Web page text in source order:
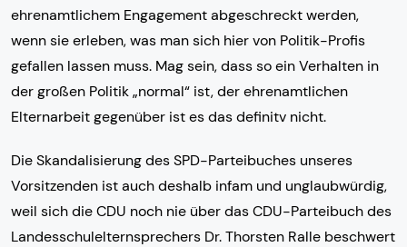
ehrenamtlichem Engagement abgeschreckt werden,
wenn sie erleben, was man sich hier von Politik-Profis
gefallen lassen muss. Mag sein, dass so ein Verhalten in
der großen Politik „normal“ ist, der ehrenamtlichen
Elternarbeit gegenüber ist es das definitv nicht.
Die Skandalisierung des SPD-Parteibuches unseres
Vorsitzenden ist auch deshalb infam und unglaubwürdig,
weil sich die CDU noch nie über das CDU-Parteibuch des
Landesschulelternsprechers Dr. Thorsten Ralle beschwert